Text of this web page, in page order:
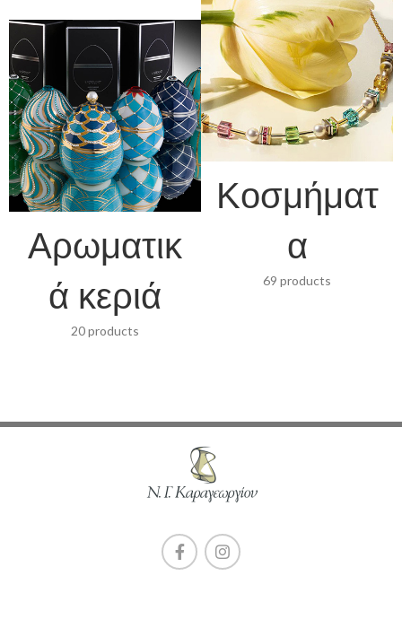
Κοσμήματ
α
69 products
Αρωματικ
ά κεριά
20 products